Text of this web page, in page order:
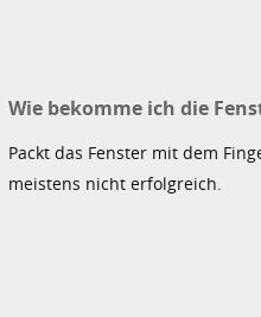
Wie bekomme ich die
Packt das Fenster mit dem
meistens nicht erfolgreich.